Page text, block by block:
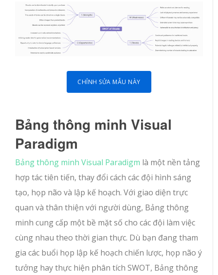
CHỈNH SỬA MẪU NÀY
Bảng thông minh Visual
Paradigm
Bảng thông minh Visual Paradigm là một nền tảng
hợp tác tiên tiến, thay đổi cách các đội hình sáng
tạo, họp não và lập kế hoạch. Với giao diện trực
quan và thân thiện với người dùng, Bảng thông
minh cung cấp một bề mặt số cho các đội làm việc
cùng nhau theo thời gian thực. Dù bạn đang tham
gia các buổi họp lập kế hoạch chiến lược, họp não ý
tưởng hay thực hiện phân tích SWOT, Bảng thông